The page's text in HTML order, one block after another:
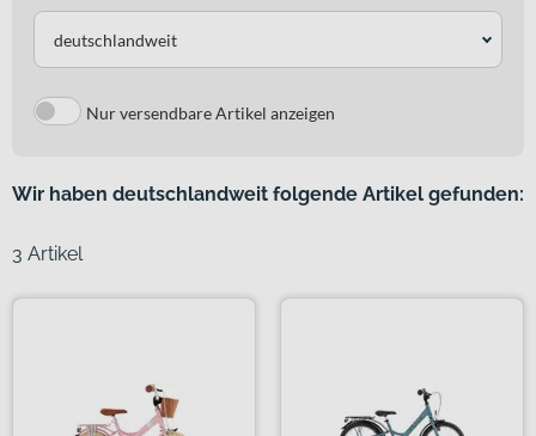
deutschlandweit
Nur versendbare Artikel anzeigen
Wir haben deutschlandweit folgende Artikel gefunden:
3 Artikel